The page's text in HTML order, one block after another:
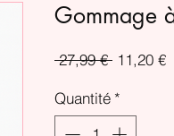
Gommage
27,99 € Prix
11,20 €
Quantité *